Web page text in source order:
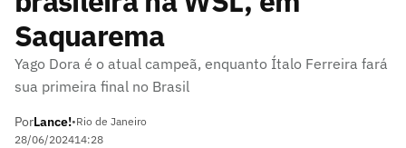
Saquarema
Yago Dora é o atual campeã, enquanto Ítalo Ferreira fará
sua primeira final no Brasil
PorLance!•Rio de Janeiro
28/06/202414:28